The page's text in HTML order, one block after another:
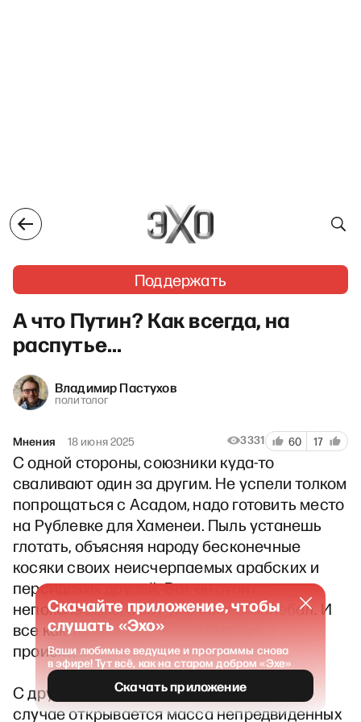
Поддержать
А что Путин? Как всегда, на
распутье…
Владимир Пастухов
политолог
Мнения 18 июня 2025 3331 60 17
С одной стороны, союзники куда-то
сваливают один за другим. Не успели толком
попрощаться с Асадом, надо готовить место
на Рублевке для Хаменеи. Пыль устанешь
глотать, объясняя народу бесконечные
косяки своих неисчерпаемых арабских и
персидских друзей. Вот он стоит
непоколебимо, а вот уже всех заколебал. И
все как-то подозрительно быстро
происходит.
С другой стороны, в каждом конкретном
случае открывается масса непредвиденных
Скачайте приложение, чтобы
слушать «Эхо»
Ваши любимые ведущие и программы снова
в эфире! Тут всё, как на старом добром «Эхе»
Скачать приложение